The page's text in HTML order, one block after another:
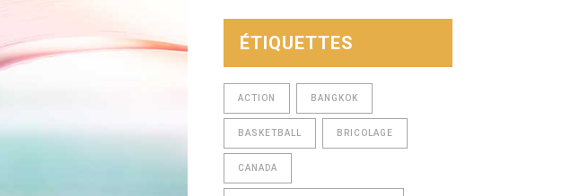
ÉTIQUETTES
ACTION BANGKOK
BASKETBALL BRICOLAGE
CANADA